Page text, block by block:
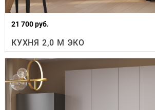
21 700 руб.
КУХНЯ 2,0 М ЭКО